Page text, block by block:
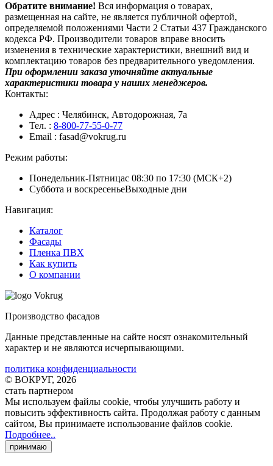
Обратите внимание! Вся информация о товарах,
размещенная на сайте, не является публичной офертой,
определяемой положениями Части 2 Статьи 437 Гражданского
кодекса РФ. Производители товаров вправе вносить
изменения в технические характеристики, внешний вид и
комплектацию товаров без предварительного уведомления.
При оформлении заказа уточняйте актуальные
характеристики товара у наших менеджеров.
Контакты:
Адрес : Челябинск, Автодорожная, 7а
Тел. : 8-800-77-55-0-77
Email : fasad@vokrug.ru
Режим работы:
Понедельник-Пятницас 08:30 по 17:30 (МСК+2)
Суббота и воскресеньеВыходные дни
Навигация:
Каталог
Фасады
Пленка ПВХ
Как купить
О компании
Производство фасадов
Данные представленные на сайте носят ознакомительный
характер и не являются исчерпывающими.
политика конфиденциальности
© ВОКРУГ, 2026
стать партнером
Мы используем файлы cookie, чтобы улучшить работу и
повысить эффективность сайта. Продолжая работу с данным
сайтом, Вы принимаете использование файлов cookie.
Подробнее..
принимаю